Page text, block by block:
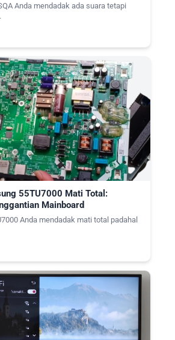
Anda mendadak ada suara tetapi
55TU7000 Mati Total:
Mainboard
Anda mendadak mati total padahal